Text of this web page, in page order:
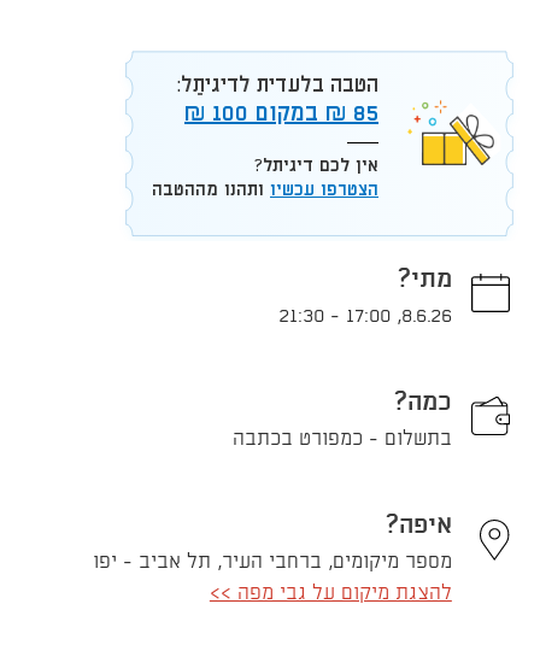
הטבה בלעדית לדיגיתֵל:
85 ₪ במקום 100 ₪
אין לכם דיגיתל?
הצטרפו עכשיו ותהנו מההטבה
מתי?
8.6.26
,
17:00
-
21:30
כמה?
בתשלום - כמפורט בכתבה
איפה?
מספר מיקומים, ברחבי העיר, תל אביב - יפו
להצגת מיקום על גבי מפה >>